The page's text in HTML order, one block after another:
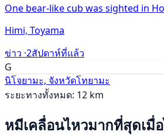
One bear-like cub was sighted in
Himi, Toyama
ข่าว ·2สัปดาห์ที่แล้ว
G
นิโจยามะ, จังหวัดโทยามะ
ระยะทางทั้งหมด: 12 km
หมีเคลื่อนไหวมากที่สุดเมื่